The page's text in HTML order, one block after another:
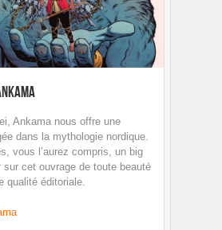
Ankama nous offre une
dans la mythologie nordique.
vous l’aurez compris, un big
cet ouvrage de toute beauté
qualité éditoriale.